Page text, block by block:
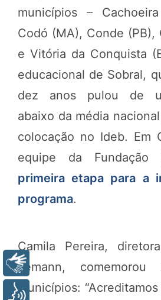
municípios –
Codó (MA), Conde (PB),
e Vitória da Conquista
educacional de Sobral,
dez anos pulou de
abaixo da média
colocação no Ideb. Em
equipe da
primeira etapa para a
programa.
Camila Pereira,
Lemann,
municípios:
Libras
Voz